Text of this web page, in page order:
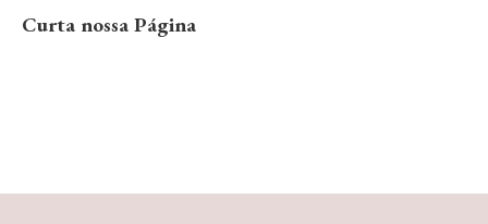
Curta nossa Página